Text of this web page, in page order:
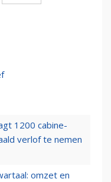
1200 cabine-
verlof te nemen
omzet en